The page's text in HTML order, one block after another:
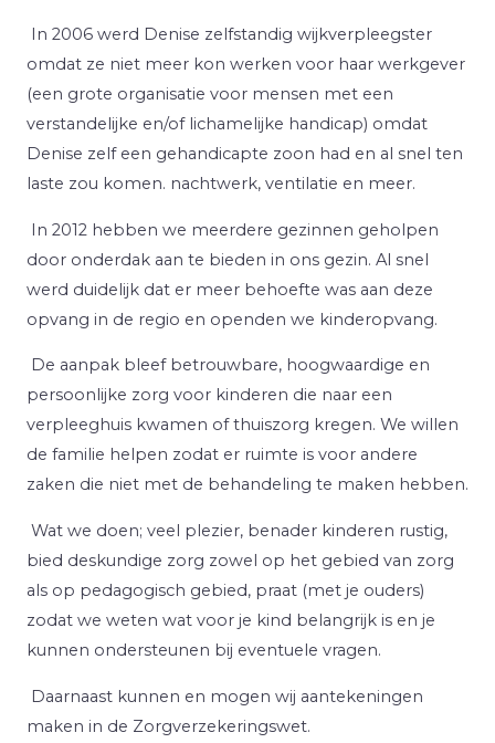
In 2006 werd Denise zelfstandig wijkverpleegster
omdat ze niet meer kon werken voor haar werkgever
(een grote organisatie voor mensen met een
verstandelijke en/of lichamelijke handicap) omdat
Denise zelf een gehandicapte zoon had en al snel ten
laste zou komen. nachtwerk, ventilatie en meer.
In 2012 hebben we meerdere gezinnen geholpen
door onderdak aan te bieden in ons gezin. Al snel
werd duidelijk dat er meer behoefte was aan deze
opvang in de regio en openden we kinderopvang.
De aanpak bleef betrouwbare, hoogwaardige en
persoonlijke zorg voor kinderen die naar een
verpleeghuis kwamen of thuiszorg kregen. We willen
de familie helpen zodat er ruimte is voor andere
zaken die niet met de behandeling te maken hebben.
Wat we doen; veel plezier, benader kinderen rustig,
bied deskundige zorg zowel op het gebied van zorg
als op pedagogisch gebied, praat (met je ouders)
zodat we weten wat voor je kind belangrijk is en je
kunnen ondersteunen bij eventuele vragen.
Daarnaast kunnen en mogen wij aantekeningen
maken in de Zorgverzekeringswet.